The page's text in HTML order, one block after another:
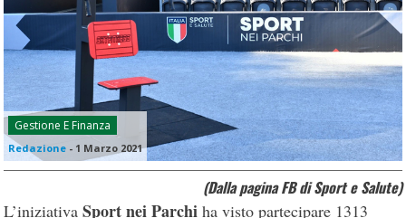
Gestione E Finanza
Redazione - 1 Marzo 2021
(Dalla pagina FB di Sport e Salute)
L’iniziativaSport nei Parchi ha visto partecipare 1313